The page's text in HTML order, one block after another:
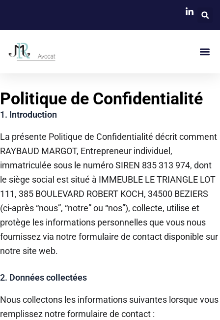
content
Politique de Confidentialité
1. Introduction
La présente Politique de Confidentialité décrit comment
RAYBAUD MARGOT, Entrepreneur individuel,
immatriculée sous le numéro SIREN 835 313 974, dont
le siège social est situé à IMMEUBLE LE TRIANGLE LOT
111, 385 BOULEVARD ROBERT KOCH, 34500 BEZIERS
(ci-après “nous”, “notre” ou “nos”), collecte, utilise et
protège les informations personnelles que vous nous
fournissez via notre formulaire de contact disponible sur
notre site web.
2. Données collectées
Nous collectons les informations suivantes lorsque vous
remplissez notre formulaire de contact :